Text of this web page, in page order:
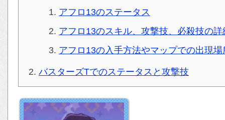
アフロ13のステータス
アフロ13のスキル、攻撃技、必殺技の詳
アフロ13の入手方法やマップでの出現場
バスターズTでのステータスと攻撃技